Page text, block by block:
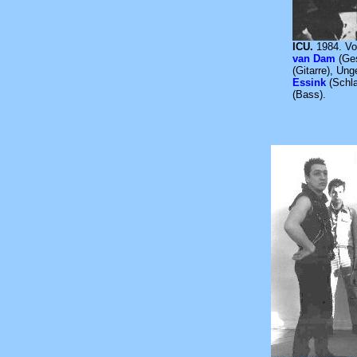
ICU. 1984.
van Dam
(Gitarre),
Essink
(Bass).